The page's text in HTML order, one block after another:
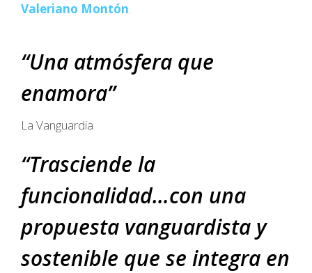
Valeriano Montón.
“Una atmósfera que
enamora”
La Vanguardia
“Trasciende la
funcionalidad…con una
propuesta vanguardista y
sostenible que se integra en